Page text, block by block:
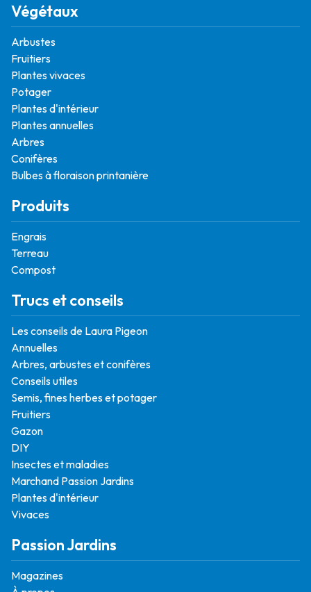
Végétaux
Arbustes
Fruitiers
Plantes vivaces
Potager
Plantes d'intérieur
Plantes annuelles
Arbres
Conifères
Bulbes à floraison printanière
Produits
Engrais
Terreau
Compost
Trucs et conseils
Les conseils de Laura Pigeon
Annuelles
Arbres, arbustes et conifères
Conseils utiles
Semis, fines herbes et potager
Fruitiers
Gazon
DIY
Insectes et maladies
Marchand Passion Jardins
Plantes d'intérieur
Vivaces
Passion Jardins
Magazines